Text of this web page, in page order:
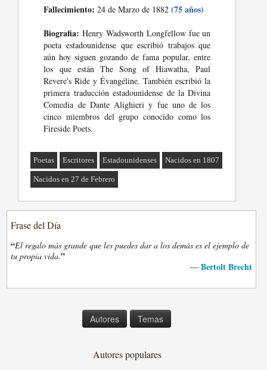
Fallecimiento: 24 de Marzo de 1882(75 años)
Biografia: Henry Wadsworth Longfellow fue un
poeta estadounidense que escribió trabajos que
aún hoy siguen gozando de fama popular, entre
los que están The Song of Hiawatha, Paul
Revere's Ride y Évangéline. También escribió la
primera traducción estadounidense de la Divina
Comedia de Dante Alighieri y fue uno de los
cinco miembros del grupo conocido como los
Fireside Poets.
Poetas Escritores Estadounidenses Nacidos en 1807
Nacidos en 27 de Febrero
Frase del Día
“El regalo más grande que les puedes dar a los demás es el ejemplo de
tu propia vida.”
— Bertolt Brecht
Autores Temas
Autores populares